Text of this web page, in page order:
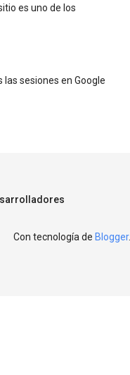
es uno de los
sesiones en Google
Con tecnología de Blogger.